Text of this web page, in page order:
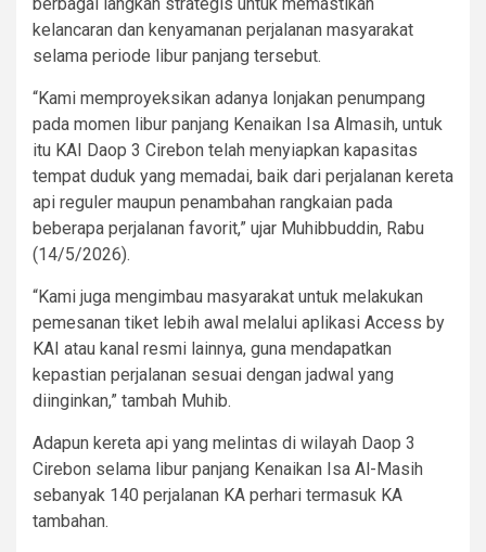
kelancaran dan kenyamanan perjalanan masyarakat
selama periode libur panjang tersebut.
“Kami memproyeksikan adanya lonjakan penumpang
pada momen libur panjang Kenaikan Isa Almasih, untuk
itu KAI Daop 3 Cirebon telah menyiapkan kapasitas
tempat duduk yang memadai, baik dari perjalanan kereta
api reguler maupun penambahan rangkaian pada
beberapa perjalanan favorit,” ujar Muhibbuddin, Rabu
(14/5/2026).
“Kami juga mengimbau masyarakat untuk melakukan
pemesanan tiket lebih awal melalui aplikasi Access by
KAI atau kanal resmi lainnya, guna mendapatkan
kepastian perjalanan sesuai dengan jadwal yang
diinginkan,” tambah Muhib.
Adapun kereta api yang melintas di wilayah Daop 3
Cirebon selama libur panjang Kenaikan Isa Al-Masih
sebanyak 140 perjalanan KA perhari termasuk KA
tambahan.